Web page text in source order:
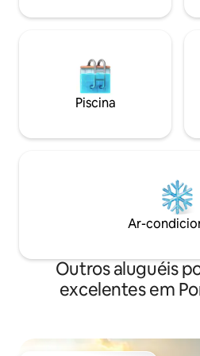
estrelas.
Piscina
Ar-
Outros aluguéis
excelentes em